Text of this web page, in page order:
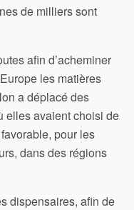
de milliers sont
afin d’acheminer
les matières
a déplacé des
elles avaient choisi de
pour les
dans des régions
dispensaires, afin de